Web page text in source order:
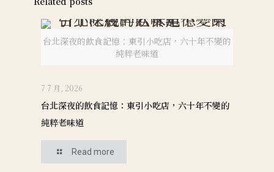
台北深夜的飲食記憶：東引小吃店，六十年不變的
純粹老味道
7 7 月, 2026
台北深夜的飲食記憶：東引小吃店，六十年不變的
純粹老味道
Read more